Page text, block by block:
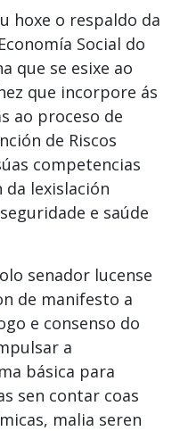
hoxe o respaldo da
Social do
que se esixe ao
que incorpore ás
ao proceso de
de Riscos
competencias
da lexislación
e saúde
senador lucense
de manifesto a
e consenso do
a
básica para
sen contar coas
malia seren